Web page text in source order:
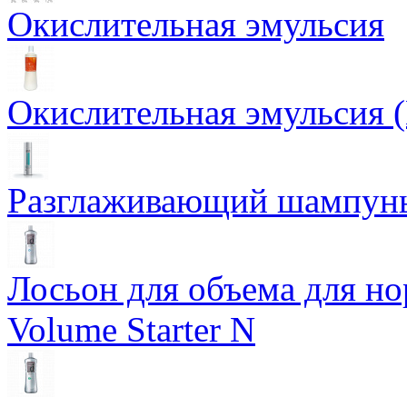
Окислительная эмульсия
Окислительная эмульсия
Разглаживающий
Лосьон для объема для
Volume Starter N